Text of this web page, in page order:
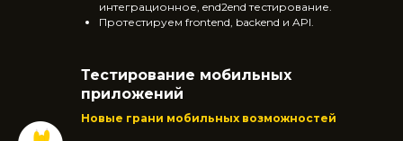
интеграционное, end2end тестирование.
Протестируем frontend, backend и API.
Тестирование мобильных
приложений
Новые грани мобильных возможностей